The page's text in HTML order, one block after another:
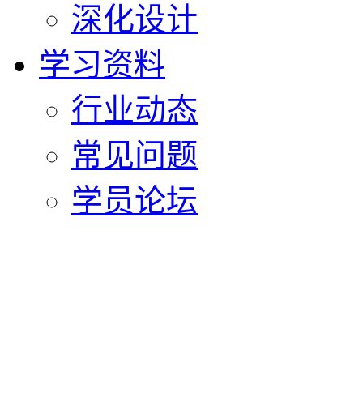
深化设计
学习资料
行业动态
常见问题
学员论坛